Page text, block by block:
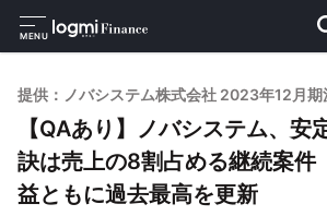
MENU
提供：ノバシステム株式会社 2023年12月期
【QAあり】ノバシステム、安
訣は売上の8割占める継続案
益ともに過去最高を更新